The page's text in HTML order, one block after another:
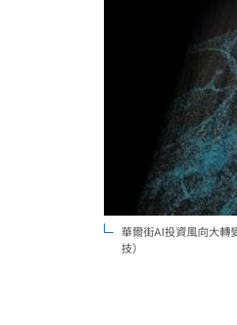
三立iNEWS新聞台線
商場戰國來臨 台中
台彩父親節推新刮
「拍片人的多重宇
8國球員齊聚高雄
理想混蛋號召粉絲跨
華爾街AI投資風向大轉
技）